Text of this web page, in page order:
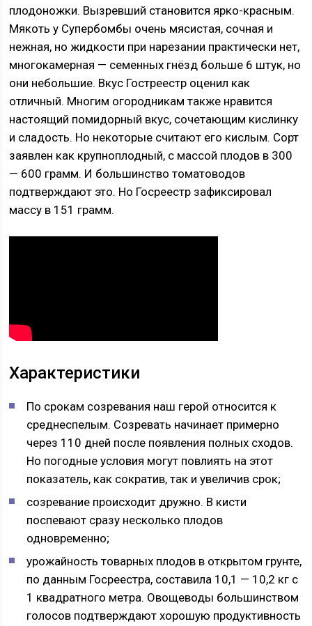
плодоножки. Вызревший становится ярко-красным.
Мякоть у Супербомбы очень мясистая, сочная и
нежная, но жидкости при нарезании практически нет,
многокамерная — семенных гнёзд больше 6 штук, но
они небольшие. Вкус Гостреестр оценил как
отличный. Многим огородникам также нравится
настоящий помидорный вкус, сочетающим кислинку
и сладость. Но некоторые считают его кислым. Сорт
заявлен как крупноплодный, с массой плодов в 300
— 600 грамм. И большинство томатоводов
подтверждают это. Но Госреестр зафиксировал
массу в 151 грамм.
Характеристики
По срокам созревания наш герой относится к
среднеспелым. Созревать начинает примерно
через 110 дней после появления полных сходов.
Но погодные условия могут повлиять на этот
показатель, как сократив, так и увеличив срок;
созревание происходит дружно. В кисти
поспевают сразу несколько плодов
одновременно;
урожайность товарных плодов в открытом грунте,
по данным Госреестра, составила 10,1 — 10,2 кг с
1 квадратного метра. Овощеводы большинством
голосов подтверждают хорошую продуктивность